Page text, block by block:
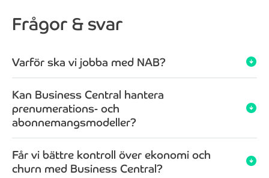
Frågor & svar
Varför ska vi jobba med NAB? arrow_circle_down
Kan Business Central hantera
prenumerations- och
abonnemangsmodeller?
arrow_circle_down
Får vi bättre kontroll över ekonomi och
churn med Business Central? arrow_circle_down
Få koll på det senaste i branschen med vårt
Förnamn*
Efternamn*